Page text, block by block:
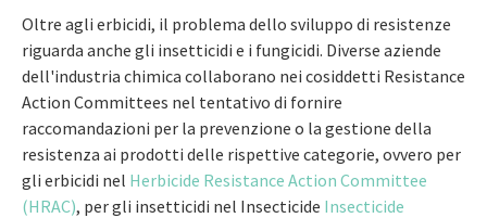
Oltre agli erbicidi, il problema dello sviluppo di resistenze
riguarda anche gli insetticidi e i fungicidi. Diverse aziende
dell'industria chimica collaborano nei cosiddetti Resistance
Action Committees nel tentativo di fornire
raccomandazioni per la prevenzione o la gestione della
resistenza ai prodotti delle rispettive categorie, ovvero per
gli erbicidi nel Herbicide Resistance Action Committee
(HRAC), per gli insetticidi nel Insecticide Insecticide